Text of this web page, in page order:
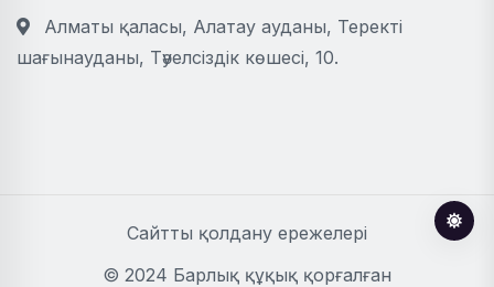
Алматы қаласы, Алатау ауданы, Теректі
шағынауданы, Тәуелсіздік көшесі, 10.
Сайтты қолдану ережелері
© 2024 Барлық құқық қорғалған